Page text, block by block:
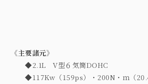
《主要諸元》
◆2.1L
V型６気筒DOHC
◆117Kw （159ps）・ 200N ・ｍ（